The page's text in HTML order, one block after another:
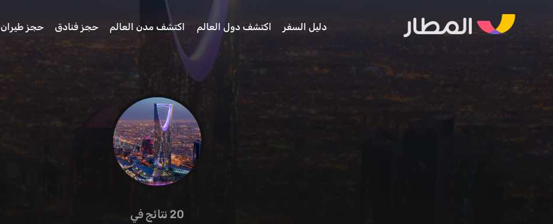
دليل السفر اكتشف دول العالم اكتشف مدن العالم حجز فنادق حجز طيران
20 نتائج في